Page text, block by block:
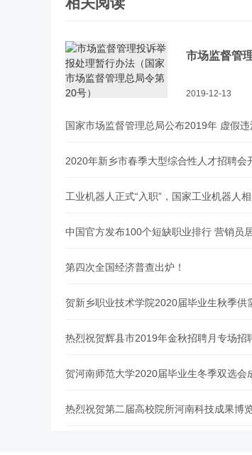
市场监督管
2019-12-13
国家市场监督管理总局公布2019年 虚假
2020年新乡市春季大型综合性人才招聘会
工业机器人正式“入职”，国家工业机器人
中国官方发布100个短缺职业排行 营销员
第四次全国经济普查出炉！
贺新乡职业技术学院2020届毕业生秋季供
热烈祝贺辉县市2019年金秋招聘月专场招
贺河南师范大学2020届毕业生冬季双选会
热烈祝贺第二届高校院所河南科技成果博